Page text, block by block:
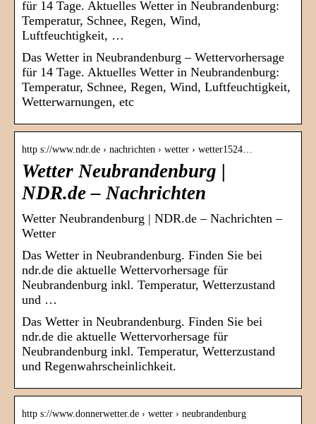
für 14 Tage. Aktuelles Wetter in Neubrandenburg:
Temperatur, Schnee, Regen, Wind,
Luftfeuchtigkeit, …
Das Wetter in Neubrandenburg – Wettervorhersage
für 14 Tage. Aktuelles Wetter in Neubrandenburg:
Temperatur, Schnee, Regen, Wind, Luftfeuchtigkeit,
Wetterwarnungen, etc
http s://www.ndr.de › nachrichten › wetter › wetter1524…
Wetter Neubrandenburg |
NDR.de – Nachrichten
Wetter Neubrandenburg | NDR.de – Nachrichten –
Wetter
Das Wetter in Neubrandenburg. Finden Sie bei
ndr.de die aktuelle Wettervorhersage für
Neubrandenburg inkl. Temperatur, Wetterzustand
und …
Das Wetter in Neubrandenburg. Finden Sie bei
ndr.de die aktuelle Wettervorhersage für
Neubrandenburg inkl. Temperatur, Wetterzustand
und Regenwahrscheinlichkeit.
http s://www.donnerwetter.de › wetter › neubrandenburg